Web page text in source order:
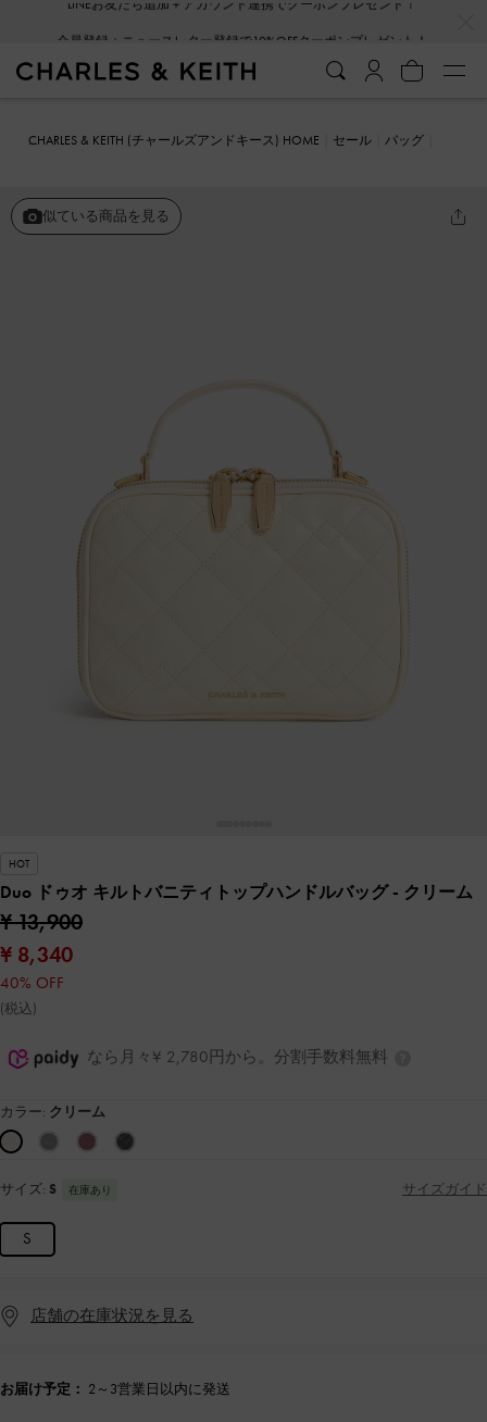
CHARLES & KEITH (チャールズアンドキース) HOME セール
バッグ
似ている商品を見る
HOT
Duo ドゥオ キルトバニティトップハンドルバッグ- クリーム
¥ 13,900
¥ 8,340
40% OFF
(税込)
なら月々¥ 2,780円から。分割手数料無料
カラー: クリーム
サイズ: S 在庫あり サイズガイド
S
店舗の在庫状況を見る
お届け予定： 2～3営業日以内に発送